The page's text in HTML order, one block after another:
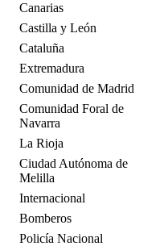
Canarias
Castilla y León
Cataluña
Extremadura
Comunidad de Madrid
Comunidad Foral de
Navarra
La Rioja
Ciudad Autónoma de
Melilla
Internacional
Bomberos
Policía Nacional